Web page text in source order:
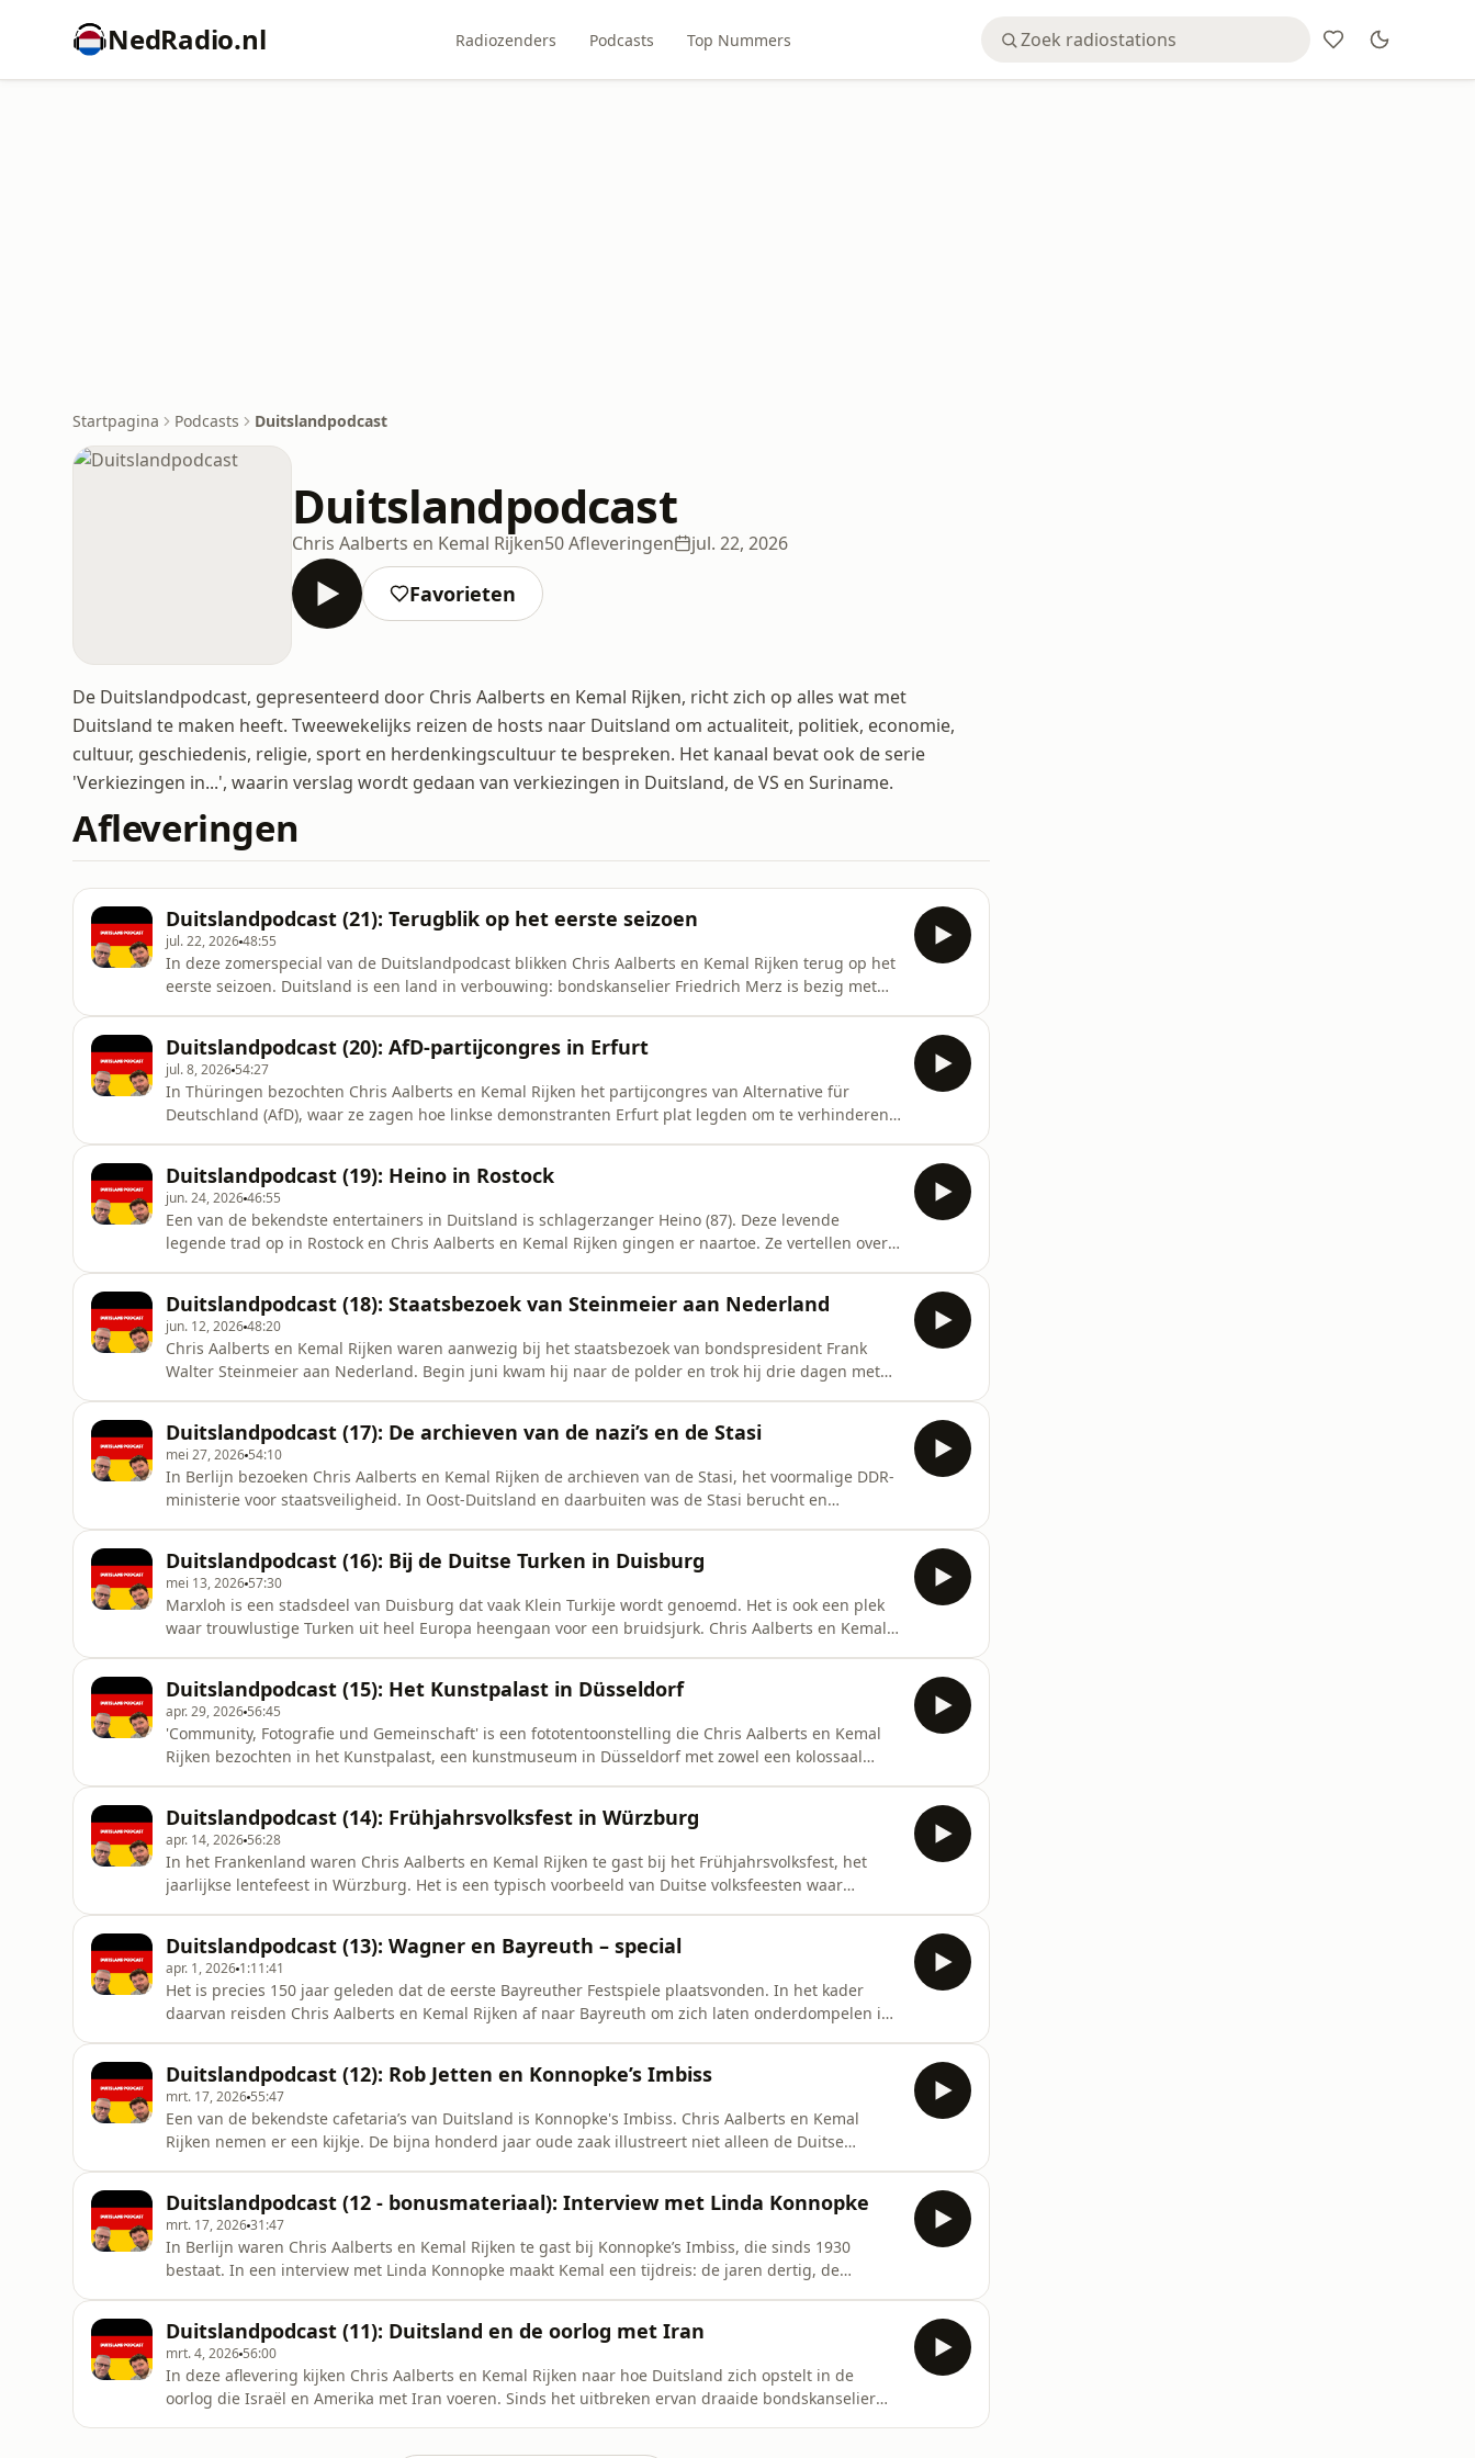
NedRadio.nl Radiozenders Podcasts Top Nummers
Startpagina Podcasts Duitslandpodcast
Duitslandpodcast
Chris Aalberts en Kemal Rijken50 Afleveringen jul. 22, 2026
Favorieten
De Duitslandpodcast, gepresenteerd door Chris Aalberts en Kemal Rijken, richt zich op alles wat met
Duitsland te maken heeft. Tweewekelijks reizen de hosts naar Duitsland om actualiteit, politiek, economie,
cultuur, geschiedenis, religie, sport en herdenkingscultuur te bespreken. Het kanaal bevat ook de serie
'Verkiezingen in...', waarin verslag wordt gedaan van verkiezingen in Duitsland, de VS en Suriname.
Afleveringen
Duitslandpodcast (21): Terugblik op het eerste seizoen
jul. 22, 202648:55
In deze zomerspecial van de Duitslandpodcast blikken Chris Aalberts en Kemal Rijken terug op het
eerste seizoen. Duitsland is een land in verbouwing: bondskanselier Friedrich Merz is bezig met
afgelopen jaar
Duitslandpodcast (20): AfD-partijcongres in Erfurt
jul. 8, 2026 54:27
In Thüringen bezochten Chris Aalberts en Kemal Rijken het partijcongres van Alternative für
Deutschland (AfD), waar ze zagen hoe linkse demonstranten Erfurt plat legden om te verhinderen
geoliede machine’ is. De ti
Duitslandpodcast (19): Heino in Rostock
jun. 24, 202646:55
Een van de bekendste entertainers in Duitsland is schlagerzanger Heino (87). Deze levende
legende trad op in Rostock en Chris Aalberts en Kemal Rijken gingen er naartoe. Ze vertellen over
populair. O
Duitslandpodcast (18): Staatsbezoek van Steinmeier aan Nederland
jun. 12, 202648:20
Chris Aalberts en Kemal Rijken waren aanwezig bij het staatsbezoek van bondspresident Frank
Walter Steinmeier aan Nederland. Begin juni kwam hij naar de polder en trok hij drie dagen met
dagen daarna ging Steinmeier onder
Duitslandpodcast (17): De archieven van de nazi’s en de Stasi
mei 27, 2026 54:10
In Berlijn bezoeken Chris Aalberts en Kemal Rijken de archieven van de Stasi, het voormalige DDR-
ministerie voor staatsveiligheid. In Oost-Duitsland en daarbuiten was de Stasi berucht en
tegenwoordig onderzoek doen naar bijvo
Duitslandpodcast (16): Bij de Duitse Turken in Duisburg
mei 13, 2026 57:30
Marxloh is een stadsdeel van Duisburg dat vaak Klein Turkije wordt genoemd. Het is ook een plek
waar trouwlustige Turken uit heel Europa heengaan voor een bruidsjurk. Chris Aalberts en Kemal
Turken en in hoeverre versch
Duitslandpodcast (15): Het Kunstpalast in Düsseldorf
apr. 29, 2026 56:45
'Community, Fotografie und Gemeinschaft' is een fototentoonstelling die Chris Aalberts en Kemal
Rijken bezochten in het Kunstpalast, een kunstmuseum in Düsseldorf met zowel een kolossaal
beeld veranderd is. Tegel
Duitslandpodcast (14): Frühjahrsvolksfest in Würzburg
apr. 14, 2026 56:28
In het Frankenland waren Chris Aalberts en Kemal Rijken te gast bij het Frühjahrsvolksfest, het
jaarlijkse lentefeest in Würzburg. Het is een typisch voorbeeld van Duitse volksfeesten waar
zaken mee wil doen?
Duitslandpodcast (13): Wagner en Bayreuth – special
apr. 1, 2026 1:11:41
Het is precies 150 jaar geleden dat de eerste Bayreuther Festspiele plaatsvonden. In het kader
daarvan reisden Chris Aalberts en Kemal Rijken af naar Bayreuth om zich laten onderdompelen in
Festspiele liet bouwen
Duitslandpodcast (12): Rob Jetten en Konnopke’s Imbiss
mrt. 17, 2026 55:47
Een van de bekendste cafetaria’s van Duitsland is Konnopke's Imbiss. Chris Aalberts en Kemal
Rijken nemen er een kijkje. De bijna honderd jaar oude zaak illustreert niet alleen de Duitse
In Baden-Württemberg wa
Duitslandpodcast (12 - bonusmateriaal): Interview met Linda Konnopke
mrt. 17, 202631:47
In Berlijn waren Chris Aalberts en Kemal Rijken te gast bij Konnopke’s Imbiss, die sinds 1930
bestaat. In een interview met Linda Konnopke maakt Kemal een tijdreis: de jaren dertig, de
trots op. Hosted on Acast. S
Duitslandpodcast (11): Duitsland en de oorlog met Iran
mrt. 4, 2026 56:00
In deze aflevering kijken Chris Aalberts en Kemal Rijken naar hoe Duitsland zich opstelt in de
oorlog die Israël en Amerika met Iran voeren. Sinds het uitbreken ervan draaide bondskanselier